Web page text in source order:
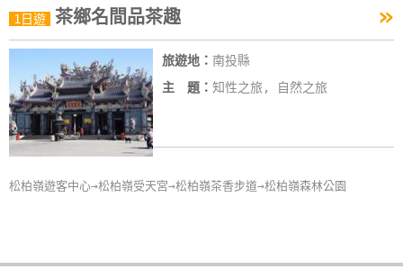
1日遊 茶鄉名間品茶趣 »
旅遊地： 南投縣
主 題： 知性之旅, 自然之旅
松柏嶺遊客中心→松柏嶺受天宮→松柏嶺茶香步道→松柏嶺森林公園